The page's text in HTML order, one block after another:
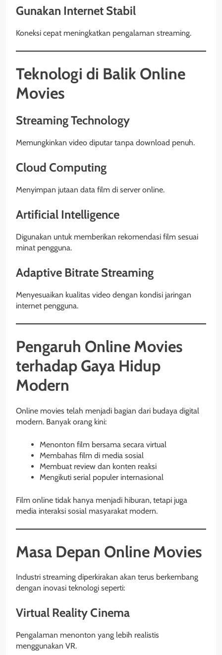
Gunakan Internet Stabil
Koneksi cepat meningkatkan pengalaman streaming.
Teknologi di Balik Online
Movies
Streaming Technology
Memungkinkan video diputar tanpa download penuh.
Cloud Computing
Menyimpan jutaan data film di server online.
Artificial Intelligence
Digunakan untuk memberikan rekomendasi film sesuai
minat pengguna.
Adaptive Bitrate Streaming
Menyesuaikan kualitas video dengan kondisi jaringan
internet pengguna.
Pengaruh Online Movies
terhadap Gaya Hidup
Modern
Online movies telah menjadi bagian dari budaya digital
modern. Banyak orang kini:
Menonton film bersama secara virtual
Membahas film di media sosial
Membuat review dan konten reaksi
Mengikuti serial populer internasional
Film online tidak hanya menjadi hiburan, tetapi juga
media interaksi sosial masyarakat modern.
Masa Depan Online Movies
Industri streaming diperkirakan akan terus berkembang
dengan inovasi teknologi seperti:
Virtual Reality Cinema
Pengalaman menonton yang lebih realistis
menggunakan VR.